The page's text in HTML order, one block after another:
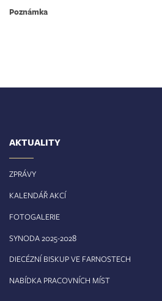
Poznámka
AKTUALITY
ZPRÁVY
KALENDÁŘ AKCÍ
FOTOGALERIE
SYNODA 2025-2028
DIECÉZNÍ BISKUP VE FARNOSTECH
NABÍDKA PRACOVNÍCH MÍST